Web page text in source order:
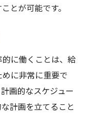
とが可能です。
に働くことは、給
に非常に重要で
画的なスケジュー
計画を立てること